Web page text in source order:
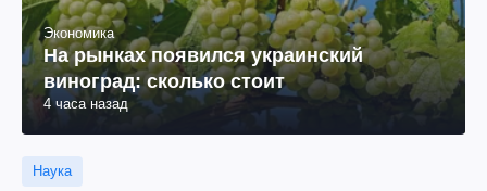
Экономика
На рынках появился украинский
виноград: сколько стоит
4 часа назад
Наука